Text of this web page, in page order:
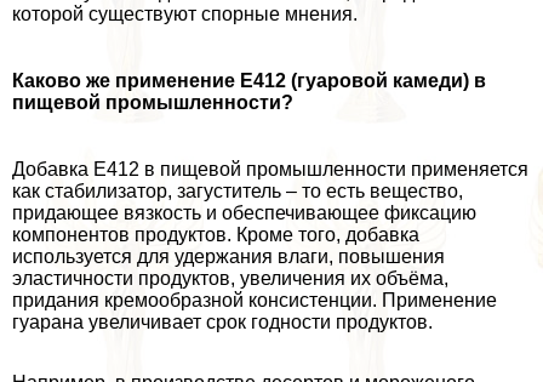
которой существуют спopные мнения.
Каково же применение Е412 (гуаровой камеди) в
пищевой промышленности?
Добавка Е412 в пищевой промышленности применяется
как стабилизатор, загуститель – то есть вещество,
придающее вязкость и обеспечивающее фиксацию
компонентов продуктов. Кроме того, добавка
используется для удержания влаги, повышения
эластичности продуктов, увеличения их объёма,
придания кремообразной консистенции. Применение
гуарана увеличивает срок годности продуктов.